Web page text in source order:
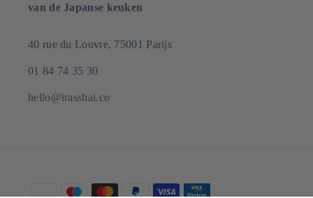
van de Japanse keuken
40 rue du Louvre, 75001 Parijs
01 84 74 35 30
hello@irasshai.co